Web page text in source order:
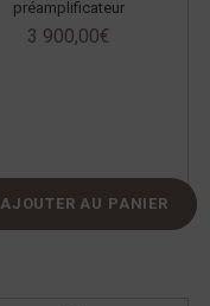
préamplificateur
3 900,00€
AJOUTER AU PANIER